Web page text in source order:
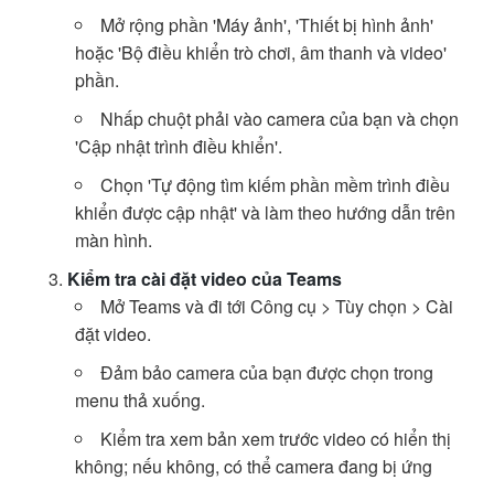
Mở rộng phần 'Máy ảnh', 'Thiết bị hình ảnh'
hoặc 'Bộ điều khiển trò chơi, âm thanh và video'
phần.
Nhấp chuột phải vào camera của bạn và chọn
'Cập nhật trình điều khiển'.
Chọn 'Tự động tìm kiếm phần mềm trình điều
khiển được cập nhật' và làm theo hướng dẫn trên
màn hình.
Kiểm tra cài đặt video của Teams
Mở Teams và đi tới Công cụ > Tùy chọn > Cài
đặt video.
Đảm bảo camera của bạn được chọn trong
menu thả xuống.
Kiểm tra xem bản xem trước video có hiển thị
không; nếu không, có thể camera đang bị ứng